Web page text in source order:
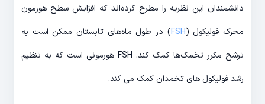
دانشمندان این نظریه را مطرح کرده‌اند که افزایش سطح هورمون
محرک فولیکول (FSH) در طول ماه‌های تابستان ممکن است به
ترشح مکرر تخمک‌ها کمک کند. FSH هورمونی است که به تنظیم
رشد فولیکول های تخمدان کمک می کند.